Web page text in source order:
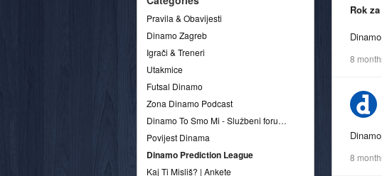
Rok
8
8
Pravila & Obavijesti
Dinamo Zagreb
Igrači & Treneri
Utakmice
Futsal Dinamo
Zona Dinamo Podcast
Dinamo To Smo Mi - Službeni forum udruge
Povijest Dinama
Dinamo Prediction League
Kaj Ti Misliš? | Ankete